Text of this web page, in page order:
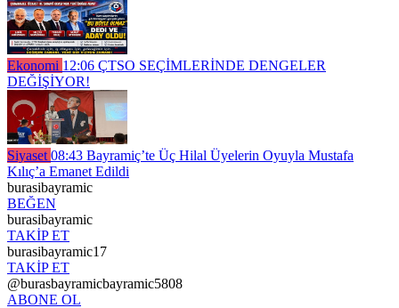
Ekonomi 12:06 ÇTSO SEÇİMLERİNDE DENGELER
DEĞİŞİYOR!
Siyaset 08:43 Bayramiç’te Üç Hilal Üyelerin Oyuyla Mustafa
Kılıç’a Emanet Edildi
burasibayramic
BEĞEN
burasibayramic
TAKİP ET
burasibayramic17
TAKİP ET
@burasbayramicbayramic5808
ABONE OL